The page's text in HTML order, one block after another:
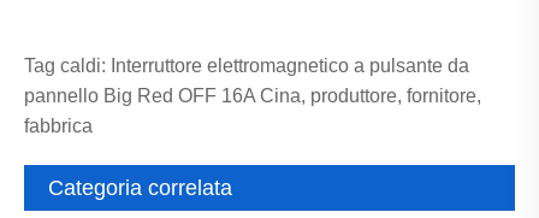
Tag caldi: Interruttore elettromagnetico a pulsante da
pannello Big Red OFF 16A Cina, produttore, fornitore,
fabbrica
Categoria correlata